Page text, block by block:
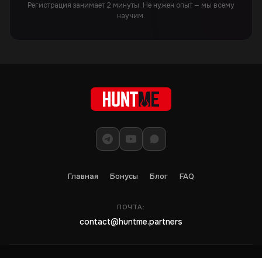
Регистрация занимает 2 минуты. Не нужен опыт — мы всему
научим.
Главная Бонусы Блог FAQ
ПОЧТА:
contact@huntme.partners